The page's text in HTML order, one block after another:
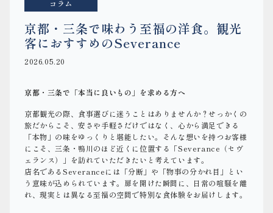
コラム
京都・三条で味わう至福の洋食。観光
客におすすめのSeverance
2026.05.20
京都・三条で「本当に良いもの」を求める方へ
京都観光の際、食事選びに迷うことはありませんか？せっかくの
旅だからこそ、安さや手軽さだけではなく、心から満足できる
「本物」の味をゆっくりと堪能したい。そんな想いを持つお客様
にこそ、三条・鴨川のほど近くに位置する「Severance（セヴ
ェランス）」を訪れていただきたいと考えています。
店名であるSeveranceには「分断」や「物事の分かれ目」とい
う意味が込められています。扉を開けた瞬間に、日常の喧騒を離
れ、現実とは異なる至福の空間で特別な食体験をお届けします。